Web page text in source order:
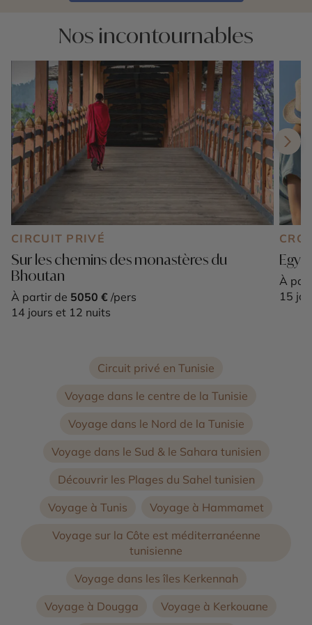
Nos incontournables
CIRCUIT PRIVÉ
Sur les chemins des monastères du
Bhoutan
À partir de 5050 € /pers
14 jours et 12 nuits
À
15
Circuit privé en Tunisie
Voyage dans le centre de la Tunisie
Voyage dans le Nord de la Tunisie
Voyage dans le Sud & le Sahara tunisien
Découvrir les Plages du Sahel tunisien
Voyage à Tunis
Voyage à Hammamet
Voyage sur la Côte est méditerranéenne
tunisienne
Voyage dans les îles Kerkennah
Voyage à Dougga
Voyage à Kerkouane